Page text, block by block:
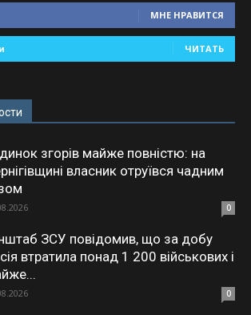
МНЕ НРАВИТСЯ
ЧИТАТЬ
згорів майже повністю: на
власник отруївся чадним
0
ЗСУ повідомив, що за добу
втратила понад 1 200 військових і
0